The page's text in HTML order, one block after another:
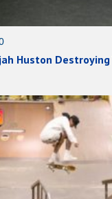
Huston Destroying